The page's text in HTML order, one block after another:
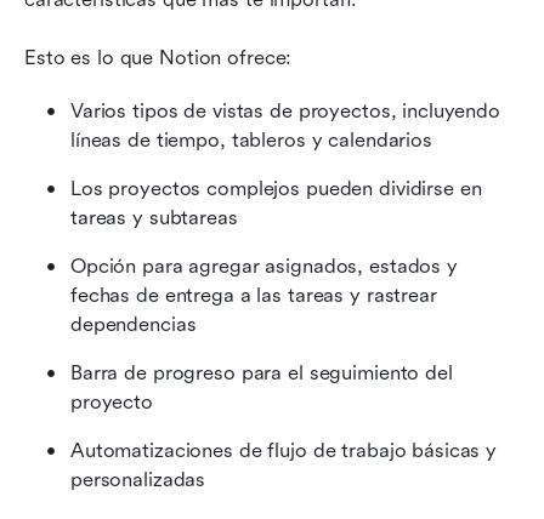
Esto es lo que Notion ofrece:
Varios tipos de vistas de proyectos, incluyendo
líneas de tiempo, tableros y calendarios
Los proyectos complejos pueden dividirse en
tareas y subtareas
Opción para agregar asignados, estados y
fechas de entrega a las tareas y rastrear
dependencias
Barra de progreso para el seguimiento del
proyecto
Automatizaciones de flujo de trabajo básicas y
personalizadas